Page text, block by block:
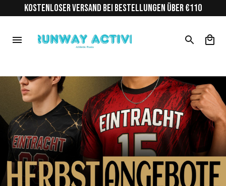
KOSTENLOSER VERSAND BEI BESTELLUNGEN ÜBER €110